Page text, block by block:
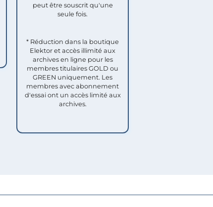
peut être souscrit qu'une
seule fois.​
* Réduction dans la boutique
Elektor et accès illimité aux
archives en ligne pour les
membres titulaires GOLD ou
GREEN uniquement. Les
membres avec abonnement
d'essai ont un accès limité aux
archives.